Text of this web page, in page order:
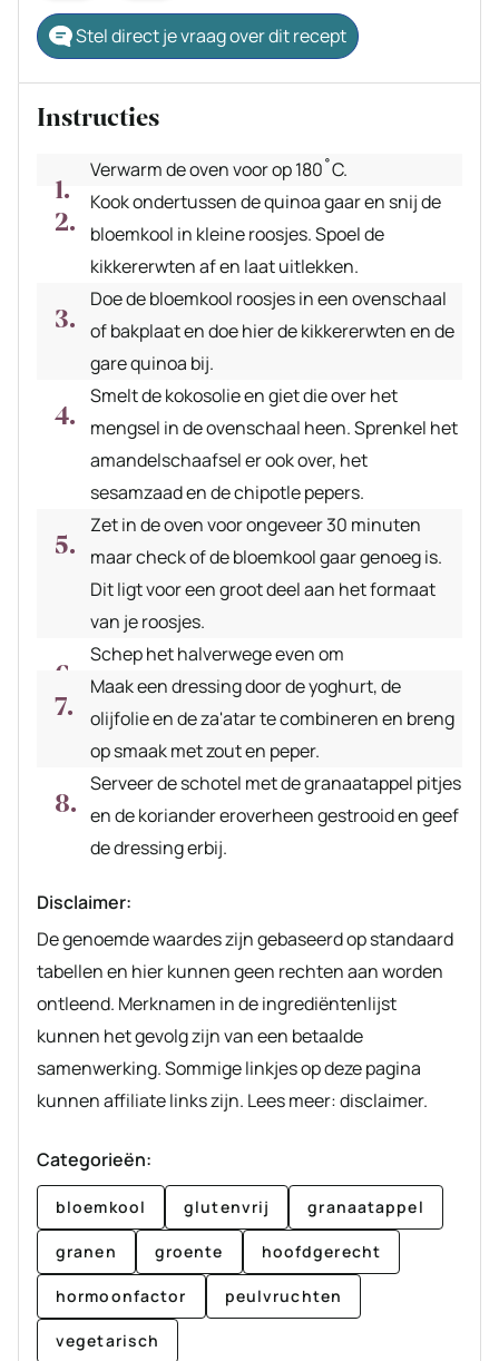
Stel direct je vraag over dit recept
Instructies
Verwarm de oven voor op 180˚C.
Kook ondertussen de quinoa gaar en snij de
bloemkool in kleine roosjes. Spoel de
kikkererwten af en laat uitlekken.
Doe de bloemkool roosjes in een ovenschaal
of bakplaat en doe hier de kikkererwten en de
gare quinoa bij.
Smelt de kokosolie en giet die over het
mengsel in de ovenschaal heen. Sprenkel het
amandelschaafsel er ook over, het
sesamzaad en de chipotle pepers.
Zet in de oven voor ongeveer 30 minuten
maar check of de bloemkool gaar genoeg is.
Dit ligt voor een groot deel aan het formaat
van je roosjes.
Schep het halverwege even om
Maak een dressing door de yoghurt, de
olijfolie en de za'atar te combineren en breng
op smaak met zout en peper.
Serveer de schotel met de granaatappel pitjes
en de koriander eroverheen gestrooid en geef
de dressing erbij.
Disclaimer:
De genoemde waardes zijn gebaseerd op standaard
tabellen en hier kunnen geen rechten aan worden
ontleend. Merknamen in de ingrediëntenlijst
kunnen het gevolg zijn van een betaalde
samenwerking. Sommige linkjes op deze pagina
kunnen affiliate links zijn. Lees meer: disclaimer.
Categorieën:
bloemkool glutenvrij granaatappel
granen groente hoofdgerecht
hormoonfactor peulvruchten
vegetarisch